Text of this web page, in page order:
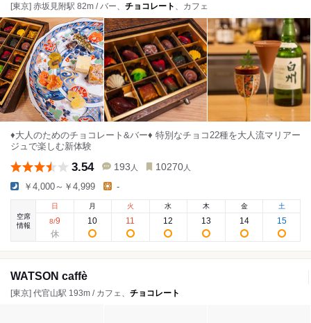
[東京] 赤坂見附駅 82m / バー、 チョコレート 、カフェ
♦️大人のためのチョコレート&バー♦️ 特別なチョコ22種を大人流マリアー
ジュで楽しむ新体験
3.54 193 人 10270 人
￥4,000～￥4,999 -
空席
情報
日
8/9
月
10
火
11
水
12
木
13
金
14
土
15
WATSON caffè
[東京] 代官山駅 193m / カフェ、 チョコレート